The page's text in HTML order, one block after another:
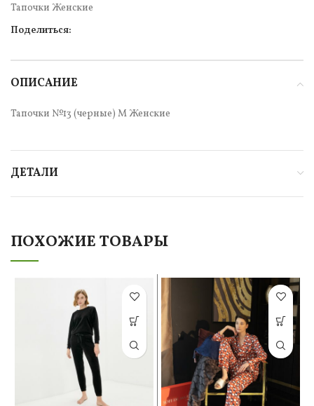
Тапочки Женские
Поделиться:
ОПИСАНИЕ
Тапочки №13 (черные) М Женские
ДЕТАЛИ
ПОХОЖИЕ ТОВАРЫ